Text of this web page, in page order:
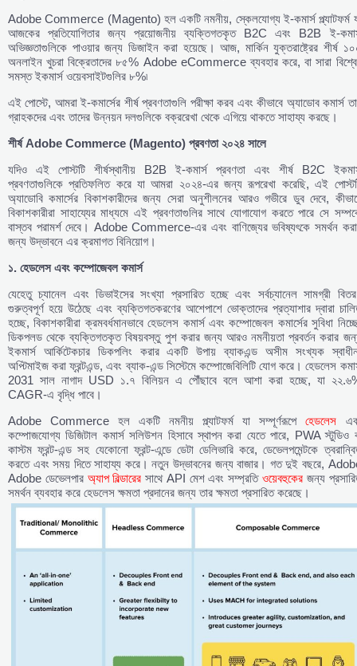
Adobe Commerce (Magento) হল একটি নমনীয়, স্কেলযোগ্য ই-কমার্স প্ল্যাটফর্ম
আজকের প্রতিযোগিতার জন্য প্রয়োজনীয় ব্যক্তিগতকৃত B2C এবং B2B ই-
অভিজ্ঞতাগুলিকে পাওয়ার জন্য ডিজাইন করা হয়েছে। আজ, মার্কিন যুক্তরাষ্ট্রের শীর্ষ
অনলাইন খুচরা বিক্রেতাদের ৮৫% Adobe eCommerce ব্যবহার করে, বা সারা
সমস্ত ইকমার্স ওয়েবসাইটগুলির ৮%৷
এই পোস্টে, আমরা ই-কমার্সের শীর্ষ প্রবণতাগুলি পরীক্ষা করব এবং কীভাবে অ্যাডোব কমার্স
গ্রাহকদের এবং তাদের উন্নয়ন দলগুলিকে বক্ররেখা থেকে এগিয়ে থাকতে সাহায্য করছে।
শীর্ষ Adobe Commerce (Magento) প্রবণতা২০২৪ সালে
যদিও এই পোস্টটি শীর্ষস্থানীয় B2B ই-কমার্স প্রবণতা এবং শীর্ষ B2C
প্রবণতাগুলিকে প্রতিফলিত করে যা আমরা ২০২৪-এর জন্য রূপরেখা করেছি, এই
অ্যাডোবি কমার্সের বিকাশকারীদের জন্য সেরা অনুশীলনের আরও গভীরে ডুব দেবে,
বিকাশকারীরা সাহায্যের মাধ্যমে এই প্রবণতাগুলির সাথে যোগাযোগ করতে পারে সে
বাস্তব পরামর্শ দেবে। Adobe Commerce-এর এবং বাণিজ্যের ভবিষ্যৎকে সমর্থন
জন্য উদ্ভাবনে এর ক্রমাগত বিনিয়োগ।
১. হেডলেসএবং কম্পোজেবলকমার্স
যেহেতু চ্যানেল এবং ডিভাইসের সংখ্যা প্রসারিত হচ্ছে এবং সর্বচ্যানেল সামগ্রী
গুরুত্বপূর্ণ হয়ে উঠেছে এবং ব্যক্তিগতকরণের আশেপাশে ভোক্তাদের প্রত্যাশার দ্বারা
হচ্ছে, বিকাশকারীরা ক্রমবর্ধমানভাবে হেডলেস কমার্স এবং কম্পোজেবল কমার্সের সুবিধা
ডিকপলড থেকে ব্যক্তিগতকৃত বিষয়বস্তু পুশ করার জন্য আরও নমনীয়তা প্রবর্তন করার
ইকমার্স আর্কিটেকচার ডিকপলিং করার একটি উপায় ব্যাকএন্ড অসীম সংখ্যক
অপ্টিমাইজ করা ফ্রন্টএন্ড, এবং ব্যাক-এন্ড সিস্টেমে কম্পোজেবিলিটি যোগ করে। হেডলেস
2031 সাল নাগাদ USD ১.৭ বিলিয়ন এ পৌঁছাবে বলে আশা করা হচ্ছে, যা
CAGR-এ বৃদ্ধি পাবে।
Adobe Commerce হল একটি নমনীয় প্ল্যাটফর্ম যা সম্পূর্ণরূপেহেডলেস
কম্পোজযোগ্য ডিজিটাল কমার্স সলিউশন হিসাবে স্থাপন করা যেতে পারে, PWA স্টুডিও
কাস্টম ফ্রন্ট-এন্ড সহ যেকোনো ফ্রন্ট-এন্ডে ডেটা ডেলিভারি করে, ডেভেলপমেন্টকে
করতে এবং সময় দিতে সাহায্য করে। নতুন উদ্ভাবনের জন্য বাজার। গত দুই বছরে,
Adobe ডেভেলপার অ্যাপ বিল্ডারের সাথে API মেশ এবং সম্প্রতি ওয়েবহুকের জন্য
সমর্থন ব্যবহার করে হেডলেস ক্ষমতা প্রদানের জন্য তার ক্ষমতা প্রসারিত করেছে।